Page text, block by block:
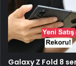
Galaxy Z Fold 8